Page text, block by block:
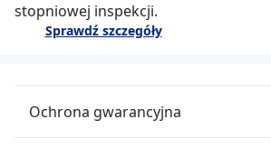
stopniowej inspekcji.
Sprawdź szczegóły
Ochrona gwarancyjna